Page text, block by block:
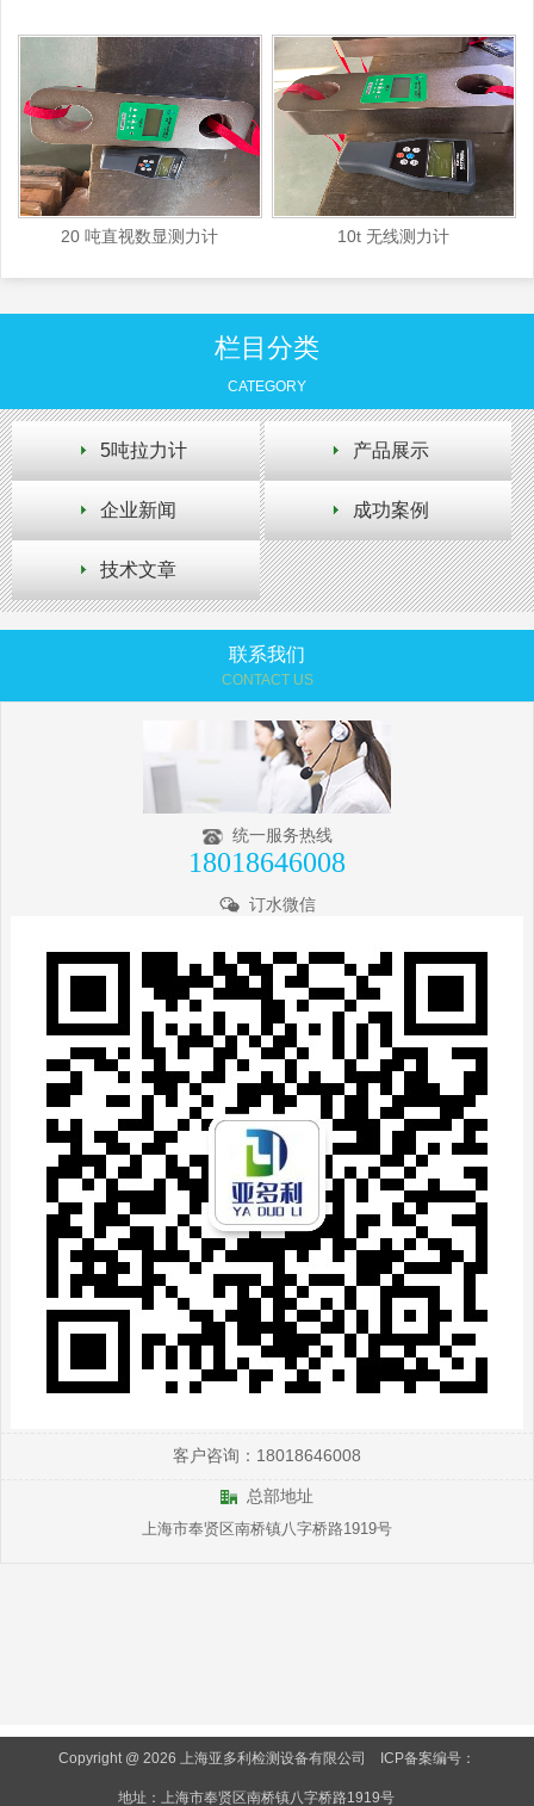
20 吨直视数显测力计 10t 无线测力计
栏目分类
CATEGORY
5吨拉力计 产品展示
企业新闻 成功案例
技术文章
联系我们
CONTACT US
统一服务热线
18018646008
订水微信
客户咨询：18018646008
总部地址
上海市奉贤区南桥镇八字桥路1919号
Copyright @ 2026 上海亚多利检测设备有限公司 ICP备案编号：
地址：上海市奉贤区南桥镇八字桥路1919号